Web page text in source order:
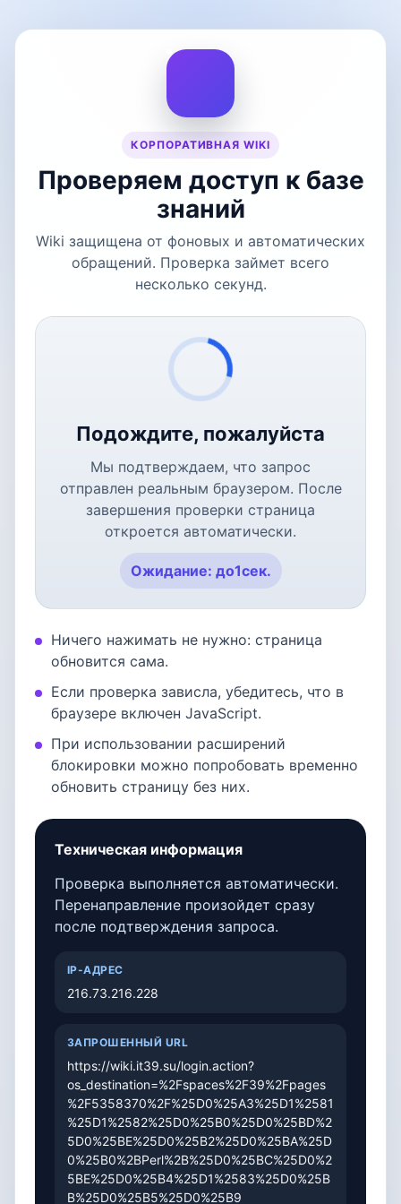
КОРПОРАТИВНАЯ WIKI
Проверяем доступ к базе
знаний
Wiki защищена от фоновых и автоматических
обращений. Проверка займет всего
несколько секунд.
Подождите, пожалуйста
Мы подтверждаем, что запрос
отправлен реальным браузером. После
завершения проверки страница
откроется автоматически.
Ожидание: до1сек.
Ничего нажимать не нужно: страница
обновится сама.
Если проверка зависла, убедитесь, что в
браузере включен JavaScript.
При использовании расширений
блокировки можно попробовать временно
обновить страницу без них.
Техническая информация
Проверка выполняется автоматически.
Перенаправление произойдет сразу
после подтверждения запроса.
IP-АДРЕС
216.73.216.228
ЗАПРОШЕННЫЙ URL
https://wiki.it39.su/login.action?
os_destination=%2Fspaces%2F39%2Fpages
%2F5358370%2F%25D0%25A3%25D1%2581
%25D1%2582%25D0%25B0%25D0%25BD%2
5D0%25BE%25D0%25B2%25D0%25BA%25D
0%25B0%2BPerl%2B%25D0%25BC%25D0%2
5BE%25D0%25B4%25D1%2583%25D0%25B
B%25D0%25B5%25D0%25B9